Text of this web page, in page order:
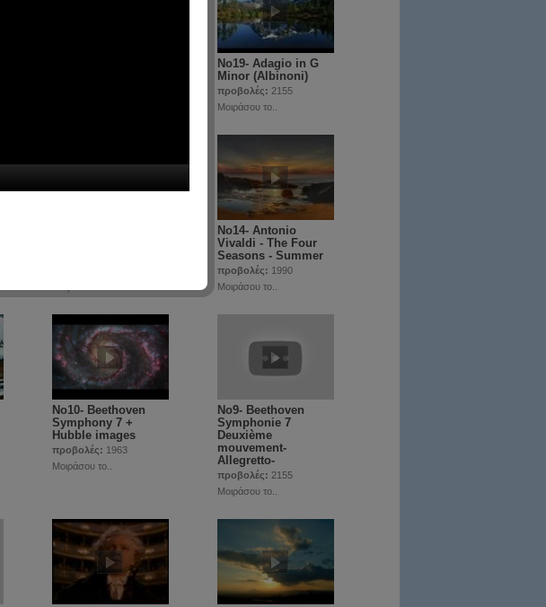
Νο19- Adagio in G
Minor (Albinoni)
προβολές: 2155
Μοιράσου το..
Νο14- Antonio
Vivaldi - The Four
Seasons - Summer
προβολές: 1990
Μοιράσου το..
Νο10- Beethoven
Symphony 7 +
Hubble images
προβολές: 1963
Μοιράσου το..
Νο9- Beethoven
Symphonie 7
Deuxième
mouvement-
Allegretto-
προβολές: 2155
Μοιράσου το..